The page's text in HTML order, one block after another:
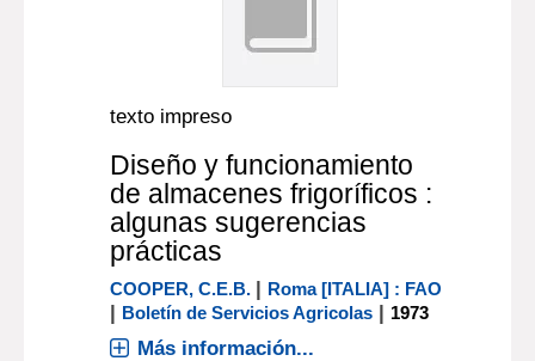
texto impreso
Diseño y funcionamiento
de almacenes frigoríficos :
algunas sugerencias
prácticas
COOPER, C.E.B. | Roma [ITALIA] : FAO
| Boletín de Servicios Agricolas | 1973
Más información...